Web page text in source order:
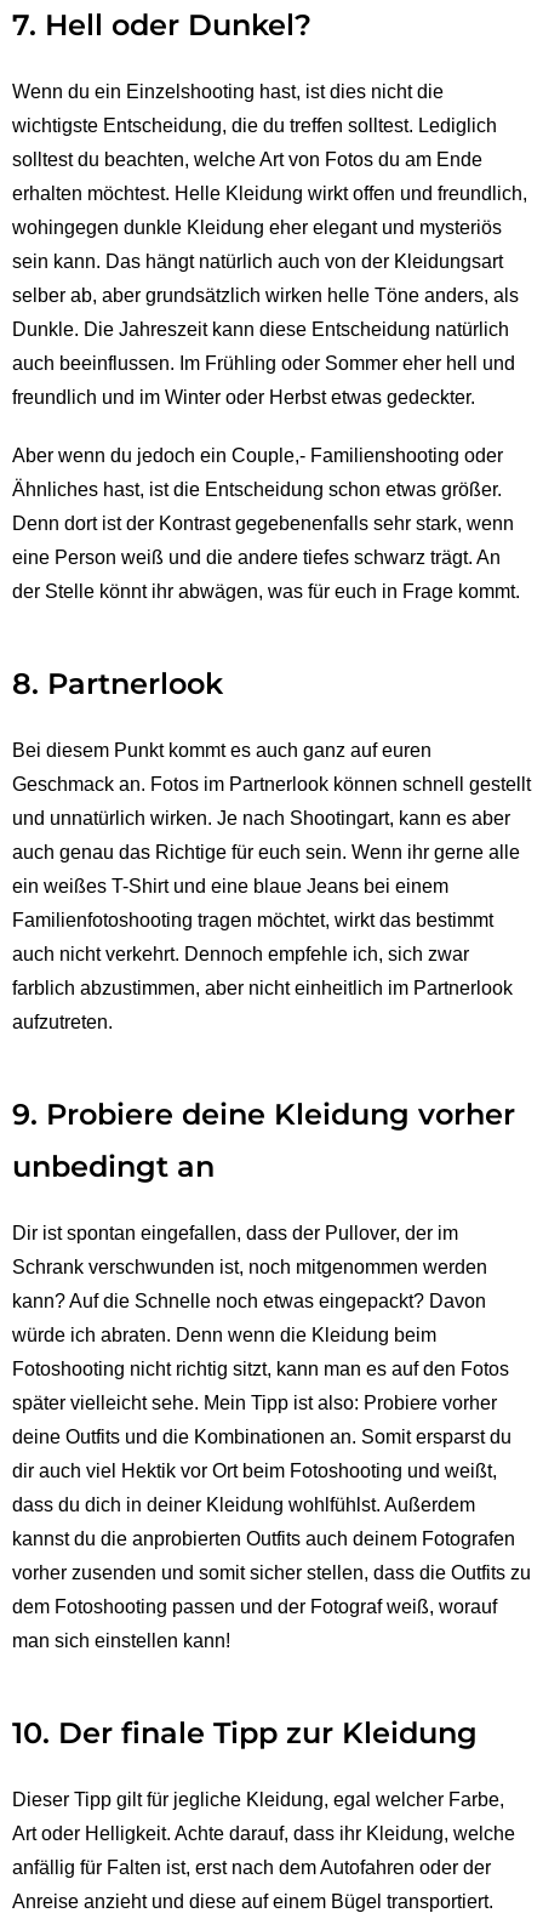
7. Hell oder Dunkel?
Wenn du ein Einzelshooting hast, ist dies nicht die
wichtigste Entscheidung, die du treffen solltest. Lediglich
solltest du beachten, welche Art von Fotos du am Ende
erhalten möchtest. Helle Kleidung wirkt offen und freundlich,
wohingegen dunkle Kleidung eher elegant und mysteriös
sein kann. Das hängt natürlich auch von der Kleidungsart
selber ab, aber grundsätzlich wirken helle Töne anders, als
Dunkle. Die Jahreszeit kann diese Entscheidung natürlich
auch beeinflussen. Im Frühling oder Sommer eher hell und
freundlich und im Winter oder Herbst etwas gedeckter.
Aber wenn du jedoch ein Couple,- Familienshooting oder
Ähnliches hast, ist die Entscheidung schon etwas größer.
Denn dort ist der Kontrast gegebenenfalls sehr stark, wenn
eine Person weiß und die andere tiefes schwarz trägt. An
der Stelle könnt ihr abwägen, was für euch in Frage kommt.
8. Partnerlook
Bei diesem Punkt kommt es auch ganz auf euren
Geschmack an. Fotos im Partnerlook können schnell gestellt
und unnatürlich wirken. Je nach Shootingart, kann es aber
auch genau das Richtige für euch sein. Wenn ihr gerne alle
ein weißes T-Shirt und eine blaue Jeans bei einem
Familienfotoshooting tragen möchtet, wirkt das bestimmt
auch nicht verkehrt. Dennoch empfehle ich, sich zwar
farblich abzustimmen, aber nicht einheitlich im Partnerlook
aufzutreten.
9. Probiere deine Kleidung vorher
unbedingt an
Dir ist spontan eingefallen, dass der Pullover, der im
Schrank verschwunden ist, noch mitgenommen werden
kann? Auf die Schnelle noch etwas eingepackt? Davon
würde ich abraten. Denn wenn die Kleidung beim
Fotoshooting nicht richtig sitzt, kann man es auf den Fotos
später vielleicht sehe. Mein Tipp ist also: Probiere vorher
deine Outfits und die Kombinationen an. Somit ersparst du
dir auch viel Hektik vor Ort beim Fotoshooting und weißt,
dass du dich in deiner Kleidung wohlfühlst. Außerdem
kannst du die anprobierten Outfits auch deinem Fotografen
vorher zusenden und somit sicher stellen, dass die Outfits zu
dem Fotoshooting passen und der Fotograf weiß, worauf
man sich einstellen kann!
10. Der finale Tipp zur Kleidung
Dieser Tipp gilt für jegliche Kleidung, egal welcher Farbe,
Art oder Helligkeit. Achte darauf, dass ihr Kleidung, welche
anfällig für Falten ist, erst nach dem Autofahren oder der
Anreise anzieht und diese auf einem Bügel transportiert.